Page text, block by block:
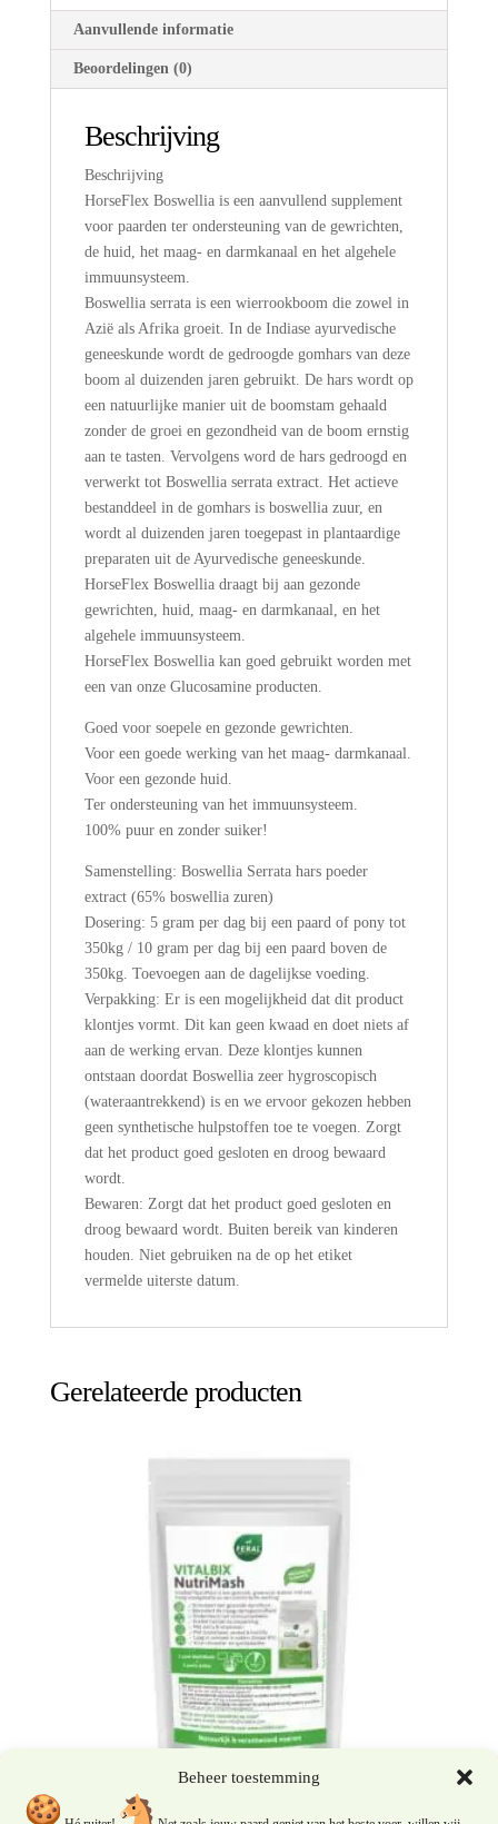
Beheer toestemming
Aanvullende informatie
Beoordelingen (0)
Beschrijving
Beschrijving
HorseFlex Boswellia is een aanvullend supplement
voor paarden ter ondersteuning van de gewrichten,
de huid, het maag- en darmkanaal en het algehele
immuunsysteem.
Boswellia serrata is een wierrookboom die zowel in
Azië als Afrika groeit. In de Indiase ayurvedische
geneeskunde wordt de gedroogde gomhars van deze
boom al duizenden jaren gebruikt. De hars wordt op
een natuurlijke manier uit de boomstam gehaald
zonder de groei en gezondheid van de boom ernstig
aan te tasten. Vervolgens word de hars gedroogd en
verwerkt tot Boswellia serrata extract. Het actieve
bestanddeel in de gomhars is boswellia zuur, en
wordt al duizenden jaren toegepast in plantaardige
preparaten uit de Ayurvedische geneeskunde.
HorseFlex Boswellia draagt bij aan gezonde
gewrichten, huid, maag- en darmkanaal, en het
algehele immuunsysteem.
HorseFlex Boswellia kan goed gebruikt worden met
een van onze Glucosamine producten.
Goed voor soepele en gezonde gewrichten.
Voor een goede werking van het maag- darmkanaal.
Voor een gezonde huid.
Ter ondersteuning van het immuunsysteem.
100% puur en zonder suiker!
Samenstelling: Boswellia Serrata hars poeder
extract (65% boswellia zuren)
Dosering: 5 gram per dag bij een paard of pony tot
350kg / 10 gram per dag bij een paard boven de
350kg. Toevoegen aan de dagelijkse voeding.
Verpakking: Er is een mogelijkheid dat dit product
klontjes vormt. Dit kan geen kwaad en doet niets af
aan de werking ervan. Deze klontjes kunnen
ontstaan doordat Boswellia zeer hygroscopisch
(wateraantrekkend) is en we ervoor gekozen hebben
geen synthetische hulpstoffen toe te voegen. Zorgt
dat het product goed gesloten en droog bewaard
wordt.
Bewaren: Zorgt dat het product goed gesloten en
droog bewaard wordt. Buiten bereik van kinderen
houden. Niet gebruiken na de op het etiket
vermelde uiterste datum.
Gerelateerde producten